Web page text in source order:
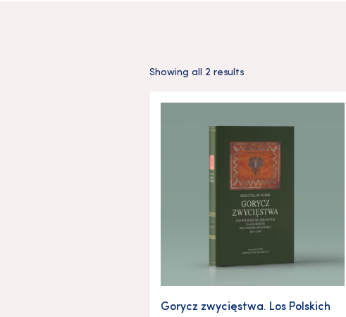
Showing all 2 results
Gorycz zwycięstwa. Los Polskich